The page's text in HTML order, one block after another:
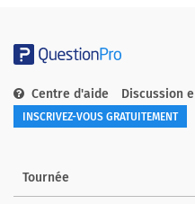
Centre d'aide Discussion
INSCRIVEZ-VOUS GRATUITEMENT
Tournée